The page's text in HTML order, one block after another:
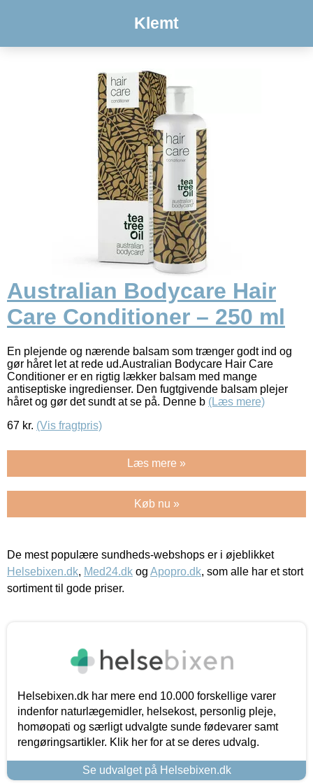
Klemt
Australian Bodycare Hair
Care Conditioner – 250 ml
En plejende og nærende balsam som trænger godt ind og
gør håret let at rede ud.Australian Bodycare Hair Care
Conditioner er en rigtig lækker balsam med mange
antiseptiske ingredienser. Den fugtgivende balsam plejer
håret og gør det sundt at se på. Denne b (Læs mere)
67 kr. (Vis fragtpris)
Læs mere »
Køb nu »
De mest populære sundheds-webshops er i øjeblikket
Helsebixen.dk, Med24.dk og Apopro.dk, som alle har et stort
sortiment til gode priser.
Helsebixen.dk har mere end 10.000 forskellige varer
indenfor naturlægemidler, helsekost, personlig pleje,
homøopati og særligt udvalgte sunde fødevarer samt
rengøringsartikler. Klik her for at se deres udvalg.
Se udvalget på Helsebixen.dk